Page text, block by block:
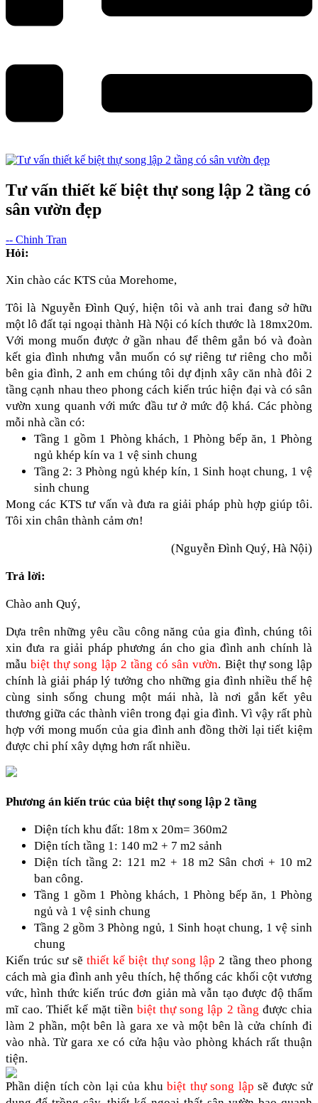
Tư vấn thiết kế biệt thự song lập 2 tầng có
sân vườn đẹp
-- Chinh Tran
Hỏi:
Xin chào các KTS của Morehome,
Tôi là Nguyễn Đình Quý, hiện tôi và anh trai đang sở hữu
một lô đất tại ngoại thành Hà Nội có kích thước là 18mx20m.
Với mong muốn được ở gần nhau để thêm gắn bó và đoàn
kết gia đình nhưng vẫn muốn có sự riêng tư riêng cho mỗi
bên gia đình, 2 anh em chúng tôi dự định xây căn nhà đôi 2
tầng cạnh nhau theo phong cách kiến trúc hiện đại và có sân
vườn xung quanh với mức đầu tư ở mức độ khá. Các phòng
mỗi nhà cần có:
Tầng 1 gồm 1 Phòng khách, 1 Phòng bếp ăn, 1 Phòng
ngủ khép kín va 1 vệ sinh chung
Tầng 2: 3 Phòng ngủ khép kín, 1 Sinh hoạt chung, 1 vệ
sinh chung
Mong các KTS tư vấn và đưa ra giải pháp phù hợp giúp tôi.
Tôi xin chân thành cảm ơn!
(Nguyễn Đình Quý, Hà Nội)
Trả lời:
Chào anh Quý,
Dựa trên những yêu cầu công năng của gia đình, chúng tôi
mẫu biệt thự song lập 2 tầng có sân vườn. Biệt thự song lập
chính là giải pháp lý tưởng cho những gia đình nhiều thế hệ
cùng sinh sống chung một mái nhà, là nơi gắn kết yêu
thương giữa các thành viên trong đại gia đình. Vì vậy rất phù
hợp với mong muốn của gia đình anh đồng thời lại tiết kiệm
được chi phí xây dựng hơn rất nhiều.
Phương án kiến trúc của biệt thự song lập 2 tầng
Diện tích khu đất: 18m x 20m= 360m2
Diện tích tầng 1: 140 m2 + 7 m2 sảnh
Diện tích tầng 2: 121 m2 + 18 m2 Sân chơi + 10 m2
ban công.
Tầng 1 gồm 1 Phòng khách, 1 Phòng bếp ăn, 1 Phòng
ngủ và 1 vệ sinh chung
Tầng 2 gồm 3 Phòng ngủ, 1 Sinh hoạt chung, 1 vệ sinh
chung
Kiến trúc sư sẽ thiết kế biệt thự song lập 2 tầng theo phong
cách mà gia đình anh yêu thích, hệ thống các khối cột vương
vức, hình thức kiến trúc đơn giản mà vẫn tạo được độ thẩm
mĩ cao. Thiết kế mặt tiền biệt thự song lập 2 tầng được chia
làm 2 phần, một bên là gara xe và một bên là cửa chính đi
vào nhà. Từ gara xe có cửa hậu vào phòng khách rất thuận
tiện.
Phần diện tích còn lại của khu biệt thự song lập sẽ được sử